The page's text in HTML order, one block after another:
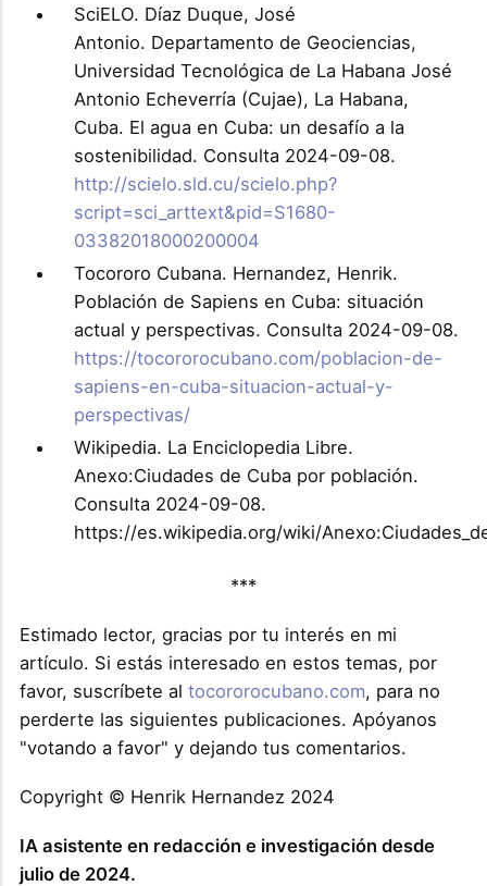
SciELO. Díaz Duque, José
Antonio. Departamento de Geociencias,
Universidad Tecnológica de La Habana José
Antonio Echeverría (Cujae), La Habana,
Cuba. El agua en Cuba: un desafío a la
sostenibilidad. Consulta 2024-09-08.
http://scielo.sld.cu/scielo.php?
script=sci_arttext&pid=S1680-
03382018000200004
Tocororo Cubana. Hernandez, Henrik.
Población de Sapiens en Cuba: situación
actual y perspectivas. Consulta 2024-09-08.
https://tocororocubano.com/poblacion-de-
sapiens-en-cuba-situacion-actual-y-
perspectivas/
Wikipedia. La Enciclopedia Libre.
Anexo:Ciudades de Cuba por población.
Consulta 2024-09-08.
https://es.wikipedia.org/wiki/
***
Estimado lector, gracias por tu interés en mi
artículo. Si estás interesado en estos temas, por
favor, suscríbete al tocororocubano.com, para no
perderte las siguientes publicaciones. Apóyanos
"votando a favor" y dejando tus comentarios.
Copyright © Henrik Hernandez 2024
IA asistente en redacción e investigación desde
julio de 2024.